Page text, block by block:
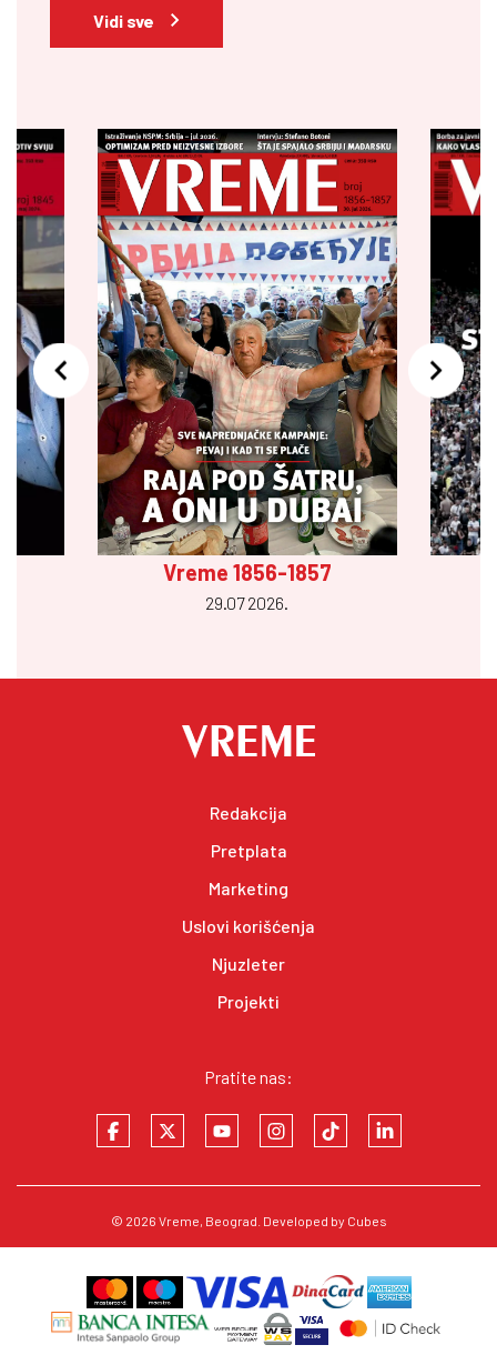
Vidi sve
Vreme 1856-1857
29.07 2026.
Redakcija
Pretplata
Marketing
Uslovi korišćenja
Njuzleter
Projekti
Pratite nas:
© 2026 Vreme, Beograd. Developed by Cubes